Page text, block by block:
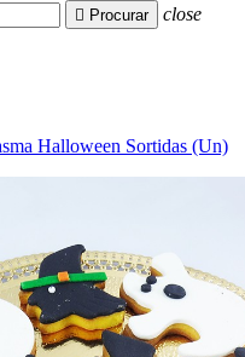
 Procurar close
Halloween Sortidas (Un)